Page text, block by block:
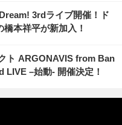
3rdライブ開催！ド
本祥平が新加入！
ト ARGONAVIS from Ban
–始動- 開催決定！